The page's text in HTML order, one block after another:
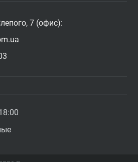
7 (офис):